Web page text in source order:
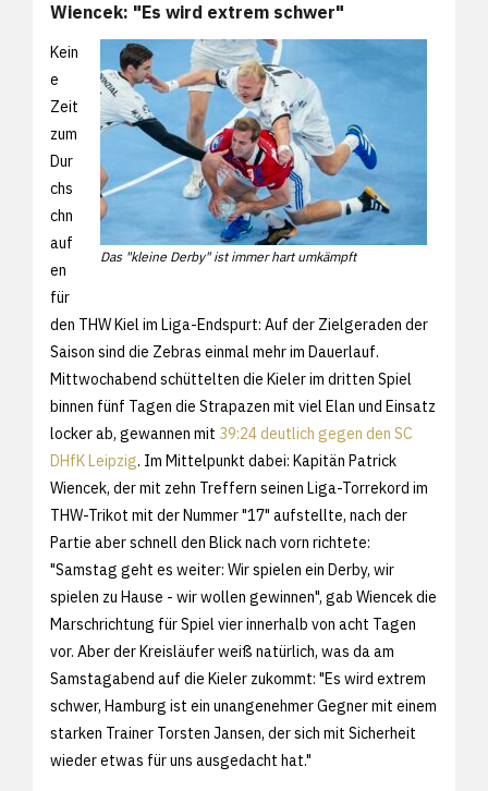
Wiencek: "Es wird extrem schwer"
Das "kleine Derby" ist immer hart umkämpft
Kein
e
Zeit
zum
Dur
chs
chn
auf
en
für
den THW Kiel im Liga-Endspurt: Auf der Zielgeraden der
Saison sind die Zebras einmal mehr im Dauerlauf.
Mittwochabend schüttelten die Kieler im dritten Spiel
binnen fünf Tagen die Strapazen mit viel Elan und Einsatz
locker ab, gewannen mit 39:24 deutlich gegen den SC
DHfK Leipzig. Im Mittelpunkt dabei: Kapitän Patrick
Wiencek, der mit zehn Treffern seinen Liga-Torrekord im
THW-Trikot mit der Nummer "17" aufstellte, nach der
Partie aber schnell den Blick nach vorn richtete:
"Samstag geht es weiter: Wir spielen ein Derby, wir
spielen zu Hause - wir wollen gewinnen", gab Wiencek die
Marschrichtung für Spiel vier innerhalb von acht Tagen
vor. Aber der Kreisläufer weiß natürlich, was da am
Samstagabend auf die Kieler zukommt: "Es wird extrem
schwer, Hamburg ist ein unangenehmer Gegner mit einem
starken Trainer Torsten Jansen, der sich mit Sicherheit
wieder etwas für uns ausgedacht hat."